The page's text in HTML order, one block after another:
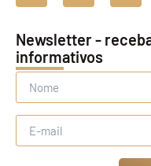
Newsletter -
informativos